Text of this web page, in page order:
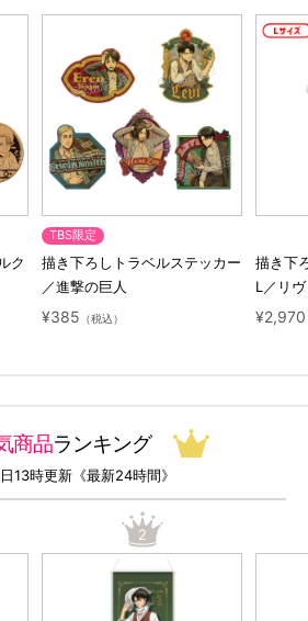
ク
TBS限定
描き下ろしトラベルステッカー
／進撃の巨人
¥385 （税込）
描き下
L／リ
人 10
¥2,970
商品ランキング
13時更新《最新24時間》
2